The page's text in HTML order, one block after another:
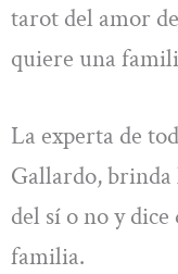
tarot del amor
quiere una
La experta de
Gallardo, brinda
del sí o no y
familia.